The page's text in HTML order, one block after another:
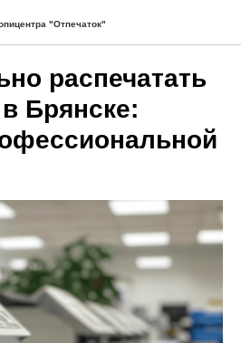
"Отпечаток"
распечатать
Брянске: